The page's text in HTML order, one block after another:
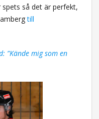
så det är perfekt,
till
”Kände mig som en